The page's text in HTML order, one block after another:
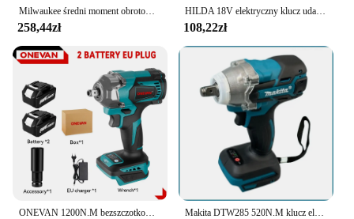
Milwaukee średni moment obrotowy udar profesjonalny klucz 18V bateria litowa elektryczny akumulatorowy szybki samochód naprawa ciężarówek elektronarzędzia
258,44zł
HILDA 18V elektryczny klucz udarowy akumulator 1/2 klucz nasadowy bezprzewodowy bez akumulatora uderzenie dużej mocy w naprawie samochodu
108,22zł
ONEVAN 1200N.M bezszczotkowy elektryczny klucz udarowy 3 funkcje 1/2 cala wkrętarka akumulatorowa wiertarka elektryczna do akumulatora Makita 18 V Makita DTW285 520N.M klucz elektryczny udarowy klucz bezszczotkowy narzędzie akumulatorowe elektronarzędzia akumulator do akumulatora Makita 18V 2024